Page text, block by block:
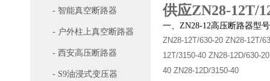
- 智能真空断路器
- 户外柱上真空断路器
- 西安高压断路器
- S9油浸式变压器
供应ZN28-12T/
一、ZN28-12高压断路器型
ZN28-12T/630-20 ZN28-12T/
12T/3150-40 ZN28-12D/630-
40 ZN28-12D/3150-40